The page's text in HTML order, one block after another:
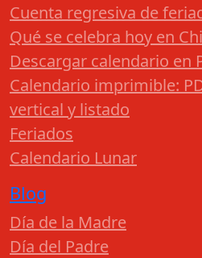
Cuenta regresiva de
Qué se celebra hoy en
Descargar calendario en
Calendario imprimible:
vertical y listado
Feriados
Calendario Lunar
Blog
Día de la Madre
Día del Padre